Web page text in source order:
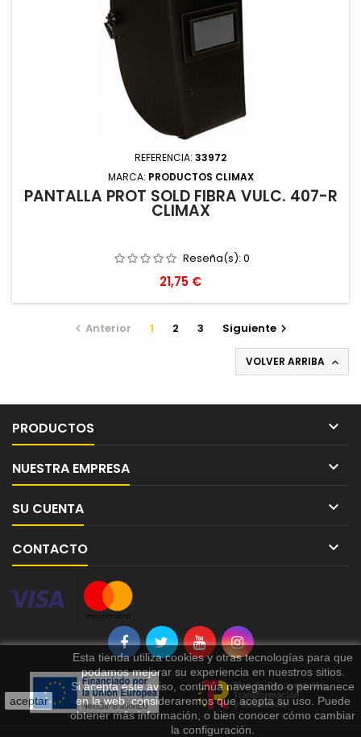
REFERENCIA: 33972
MARCA: PRODUCTOS CLIMAX
PANTALLA PROT SOLD FIBRA VULC. 407-R
CLIMAX
Reseña(s): 0
Precio
21,75 €
 Anterior 1 2 3 Siguiente
VOLVER ARRIBA 
PRODUCTOS 
NUESTRA EMPRESA 
SU CUENTA 
CONTACTO 
aceptar
Esta tienda utiliza cookies y otras tecnologías para que
podamos mejorar su experiencia en nuestros sitios.
Si acepta este aviso, continúa navegando o permanece
en la web, consideraremos que acepta su uso. Puede
obtener más información, o bien conocer cómo cambiar
la configuración.